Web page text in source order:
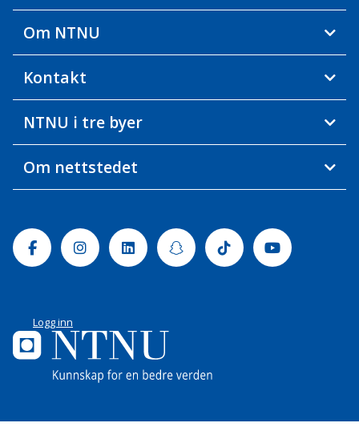
Om NTNU
Kontakt
NTNU i tre byer
Om nettstedet
FacebookInstagramLinkedinSnapchatTiktok Youtube
Logg inn